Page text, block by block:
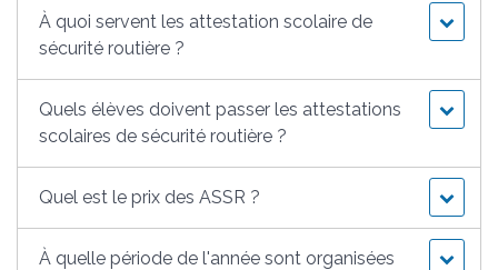
À quoi servent les attestation scolaire de
sécurité routière ?
Quels élèves doivent passer les attestations
scolaires de sécurité routière ?
Quel est le prix des ASSR ?
À quelle période de l'année sont organisées